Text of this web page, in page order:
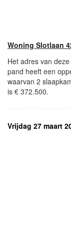
Woning Slotlaan
Het adres van
pand heeft een
waarvan 2
is € 372.500.
Vrijdag 27 maart